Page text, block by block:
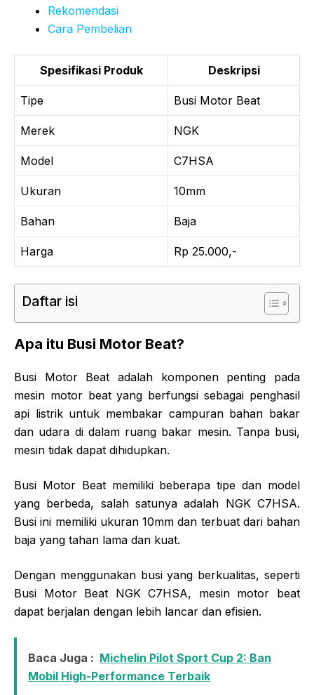
Rekomendasi
Cara Pembelian
Spesifikasi Produk Deskripsi
Tipe Busi Motor Beat
Merek NGK
Model C7HSA
Ukuran 10mm
Bahan Baja
Harga Rp 25.000,-
Daftar isi
Apa itu Busi Motor Beat?
Busi Motor Beat adalah komponen penting pada
mesin motor beat yang berfungsi sebagai penghasil
api listrik untuk membakar campuran bahan bakar
dan udara di dalam ruang bakar mesin. Tanpa busi,
mesin tidak dapat dihidupkan.
Busi Motor Beat memiliki beberapa tipe dan model
yang berbeda, salah satunya adalah NGK C7HSA.
Busi ini memiliki ukuran 10mm dan terbuat dari bahan
baja yang tahan lama dan kuat.
Dengan menggunakan busi yang berkualitas, seperti
Busi Motor Beat NGK C7HSA, mesin motor beat
dapat berjalan dengan lebih lancar dan efisien.
Baca Juga : Michelin Pilot Sport Cup 2: Ban
Mobil High-Performance Terbaik